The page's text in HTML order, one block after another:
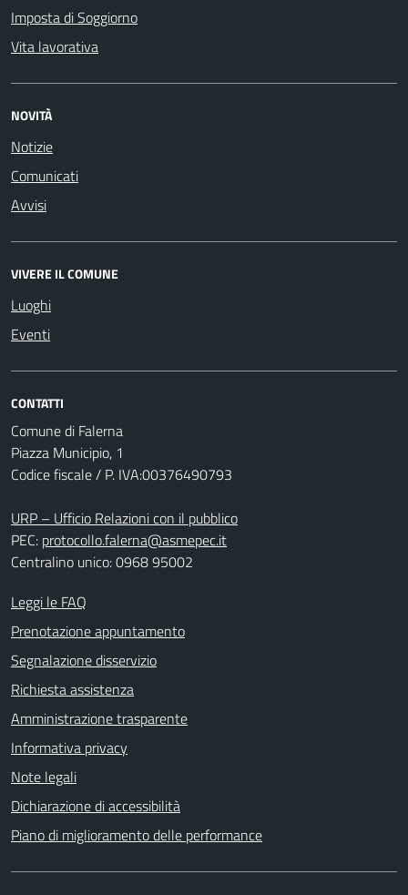
Imposta di Soggiorno
Vita lavorativa
NOVITÀ
Notizie
Comunicati
Avvisi
VIVERE IL COMUNE
Luoghi
Eventi
CONTATTI
Comune di Falerna
Piazza Municipio, 1
Codice fiscale / P. IVA:00376490793
URP – Ufficio Relazioni con il pubblico
PEC: protocollo.falerna@asmepec.it
Centralino unico: 0968 95002
Leggi le FAQ
Prenotazione appuntamento
Segnalazione disservizio
Richiesta assistenza
Amministrazione trasparente
Informativa privacy
Note legali
Dichiarazione di accessibilità
Piano di miglioramento delle performance